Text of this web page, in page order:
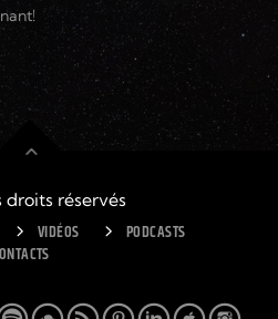
droits réservés
VIDÉOS
PODCASTS